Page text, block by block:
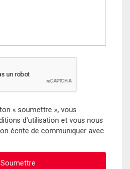
« soumettre », vous
d'utilisation et vous nous
écrite de communiquer avec